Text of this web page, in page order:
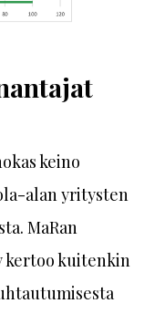
keino
alan yritysten
MaRan
kertoo kuitenkin